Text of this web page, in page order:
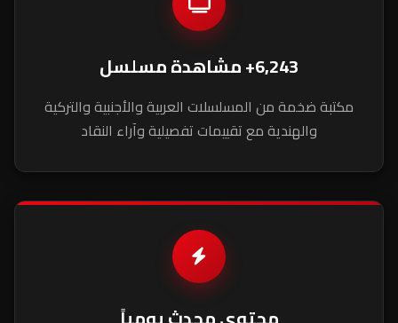
6,243+ مشاهدة مسلسل
مكتبة ضخمة من المسلسلات العربية والأجنبية والتركية
والهندية مع تقييمات تفصيلية وآراء النقاد